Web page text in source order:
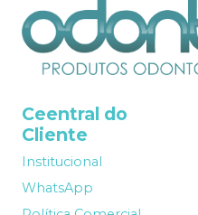
Ceentral do
Cliente
Institucional
WhatsApp